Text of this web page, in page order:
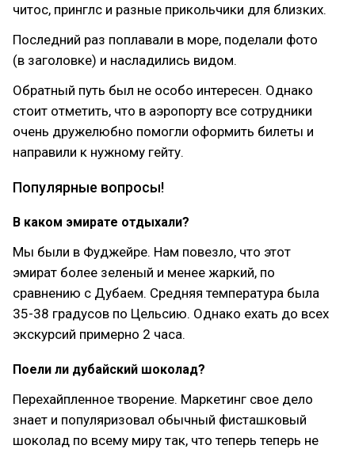
читос, принглс и разные прикольчики для близких.
Последний раз поплавали в море, поделали фото
(в заголовке) и насладились видом.
Обратный путь был не особо интересен. Однако
стоит отметить, что в аэропорту все сотрудники
очень дружелюбно помогли оформить билеты и
направили к нужному гейту.
Популярные вопросы!
В каком эмирате отдыхали?
Мы были в Фуджейре. Нам повезло, что этот
эмират более зеленый и менее жаркий, по
сравнению с Дубаем. Средняя температура была
35-38 градусов по Цельсию. Однако ехать до всех
экскурсий примерно 2 часа.
Поели ли дубайский шоколад?
Перехайпленное творение. Маркетинг свое дело
знает и популяризовал обычный фисташковый
шоколад по всему миру так, что теперь теперь не